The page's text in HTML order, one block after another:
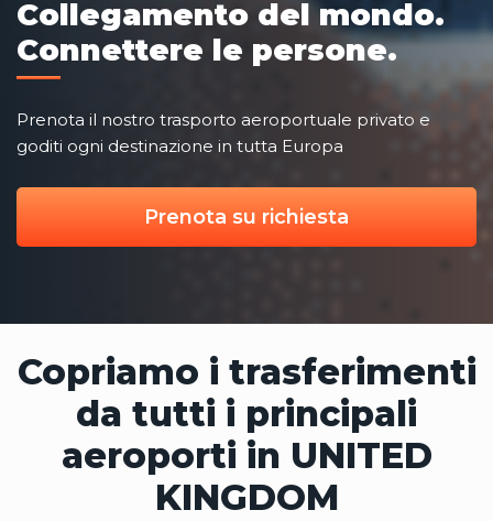
Collegamento del mondo.
Connettere le persone.
Prenota il nostro trasporto aeroportuale privato e
goditi ogni destinazione in tutta Europa
Prenota su richiesta
Copriamo i trasferimenti
da tutti i principali
aeroporti in UNITED
KINGDOM